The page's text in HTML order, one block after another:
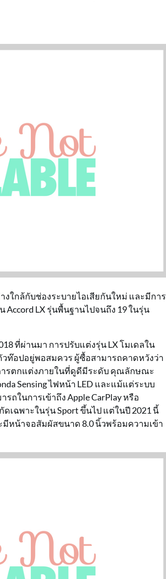
ใกล้กับช่องระบายไอเสียกันใหม่ และมีการ
LX รุ่นพื้นฐานไปจนถึง 19 ในรุ่น
ที่ผ่านมา การปรับแต่งรุ่น LX โมเดลใน
วท๊อปอยู่พอสมควร ผู้ซื้อสามารถคาดหวังว่า
ารตกแต่งภายในที่ดูดีมีระดับ คุณลักษณะ
Sensing ไฟหน้า LED และแม้แต่ระบบ
ในการเข้าถึง Apple CarPlay หรือ
ฉพาะในรุ่น Sport ขึ้นไป แต่ในปี 2021 นี้
หน้าจอสัมผัสขนาด 8.0 นิ้วพร้อมความเข้า